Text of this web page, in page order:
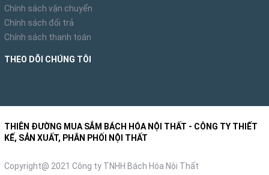
Chính sách vận chuyển
Chính sách đổi trả
Chính sách thanh toán
THEO DÕI CHÚNG TÔI
THIÊN ĐƯỜNG MUA SẮM BÁCH HÓA NỘI THẤT - CÔNG TY THIẾT
KẾ, SẢN XUẤT, PHÂN PHỐI NỘI THẤT
Copyright@ 2021 Công ty TNHH Bách Hóa Nội Thất